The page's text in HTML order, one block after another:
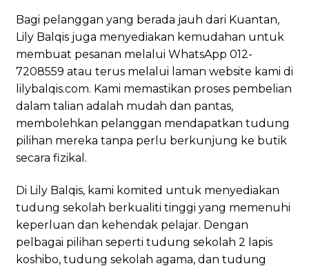
Bagi pelanggan yang berada jauh dari Kuantan,
Lily Balqis juga menyediakan kemudahan untuk
membuat pesanan melalui WhatsApp 012-
7208559 atau terus melalui laman website kami di
lilybalqis.com. Kami memastikan proses pembelian
dalam talian adalah mudah dan pantas,
membolehkan pelanggan mendapatkan tudung
pilihan mereka tanpa perlu berkunjung ke butik
secara fizikal.
Di Lily Balqis, kami komited untuk menyediakan
tudung sekolah berkualiti tinggi yang memenuhi
keperluan dan kehendak pelajar. Dengan
pelbagai pilihan seperti tudung sekolah 2 lapis
koshibo, tudung sekolah agama, dan tudung